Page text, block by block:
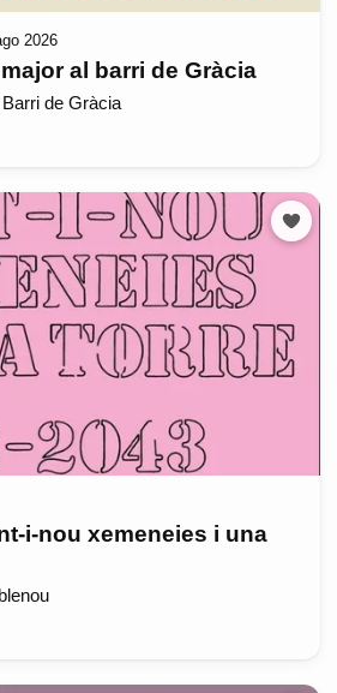
2026
al barri de Gràcia
de Gràcia
i-nou xemeneies i una